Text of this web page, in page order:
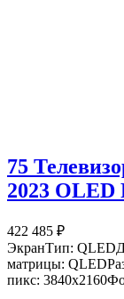
75
2023 OLED
422 485 ₽
ЭкранТип:
матрицы:
пикс: